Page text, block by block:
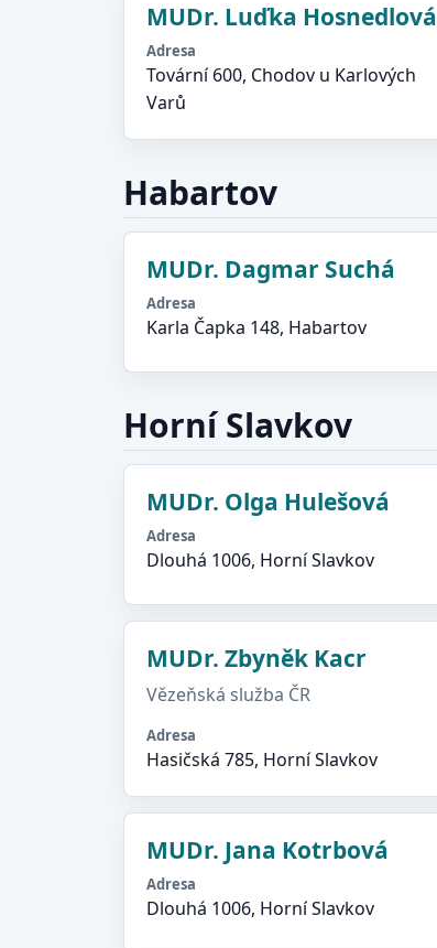
MUDr. Luďka Hosnedlová
Adresa
Tovární 600, Chodov u Karlových
Varů
Habartov
MUDr. Dagmar Suchá
Adresa
Karla Čapka 148, Habartov
Horní Slavkov
MUDr. Olga Hulešová
Adresa
Dlouhá 1006, Horní Slavkov
MUDr. Zbyněk Kacr
Vězeňská služba ČR
Adresa
Hasičská 785, Horní Slavkov
MUDr. Jana Kotrbová
Adresa
Dlouhá 1006, Horní Slavkov